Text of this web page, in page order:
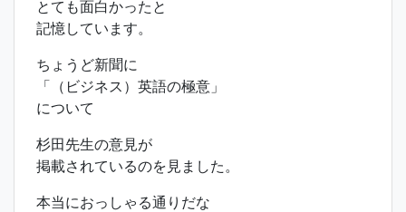
とても面白かったと
記憶しています。
ちょうど新聞に
「（ビジネス）英語の極意」
について
杉田先生の意見が
掲載されているのを見ました。
本当におっしゃる通りだな